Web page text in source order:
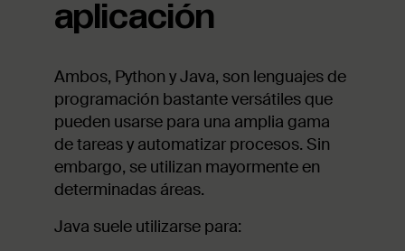
aplicación
Ambos, Python y Java, son lenguajes de
programación bastante versátiles que
pueden usarse para una amplia gama
de tareas y automatizar procesos. Sin
embargo, se utilizan mayormente en
determinadas áreas.
Java suele utilizarse para: